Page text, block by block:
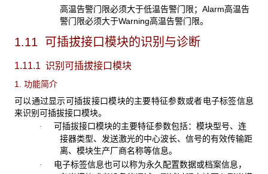
高温告警门限必须大于低温告警门限；Alarm高温告
警门限必须大于Warning高温告警门限。
1.11 可插拔接口模块的识别与诊断
1.11.1 识别可插拔接口模块
1. 功能简介
可以通过显示可插拔接口模块的主要特征参数或者电子标签信息
来识别可插拔接口模块。
· 可插拔接口模块的主要特征参数包括：模块型号、连
接器类型、发送激光的中心波长、信号的有效传输距
离、模块生产厂商名称等信息。
· 电子标签信息也可以称为永久配置数据或档案信息，